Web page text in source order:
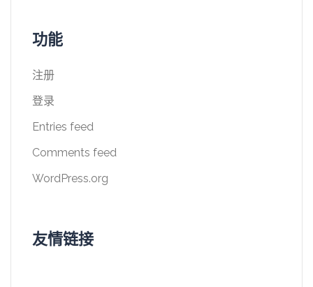
功能
注册
登录
Entries feed
Comments feed
WordPress.org
友情链接